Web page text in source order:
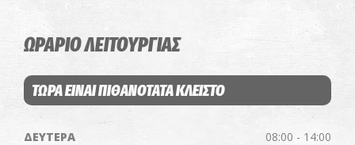
ΩΡΑΡΙΟ ΛΕΙΤΟΥΡΓΙΑΣ
ΤΩΡΑ ΕΙΝΑΙ ΠΙΘΑΝΟΤΑΤΑ ΚΛΕΙΣΤΟ
ΔΕΥΤΕΡΑ 08:00 - 14:00